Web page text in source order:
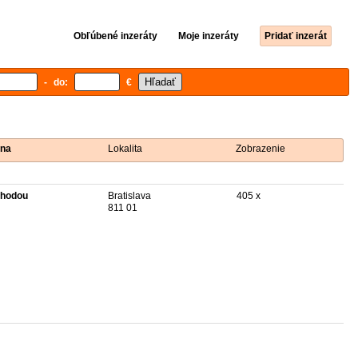
Obľúbené inzeráty Moje inzeráty Pridať inzerát
- do: €
Lokalita Zobrazenie
Bratislava
811 01
405 x